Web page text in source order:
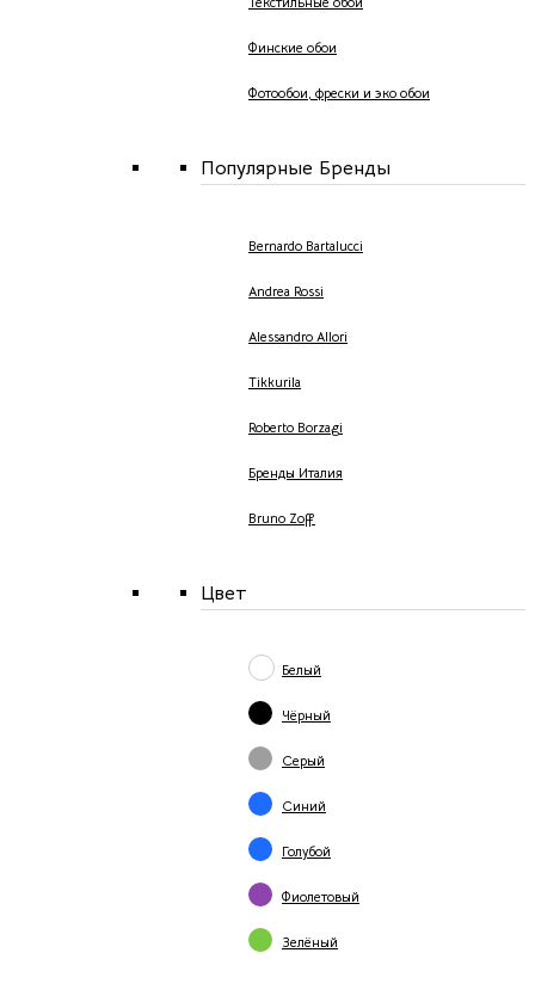
Финские обои
Фотообои, фрески и эко обои
Популярные Бренды
Bernardo Bartalucci
Andrea Rossi
Alessandro Allori
Tikkurila
Roberto Borzagi
Бренды Италия
Bruno Zoff
Цвет
Белый
Чёрный
Серый
Синий
Голубой
Фиолетовый
Зелёный